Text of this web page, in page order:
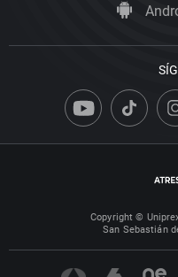
Copyright ©
San Sebastián